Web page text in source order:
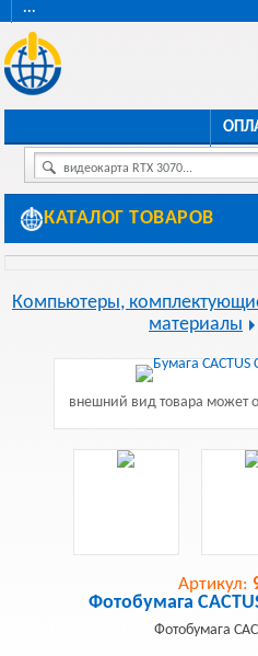
···
видеокарта RTX 3070...
КАТАЛОГ ТОВАРОВ
Компьютеры,
материалы
внешний вид товара может
Артикул:
Фотобумага
Фотобумага